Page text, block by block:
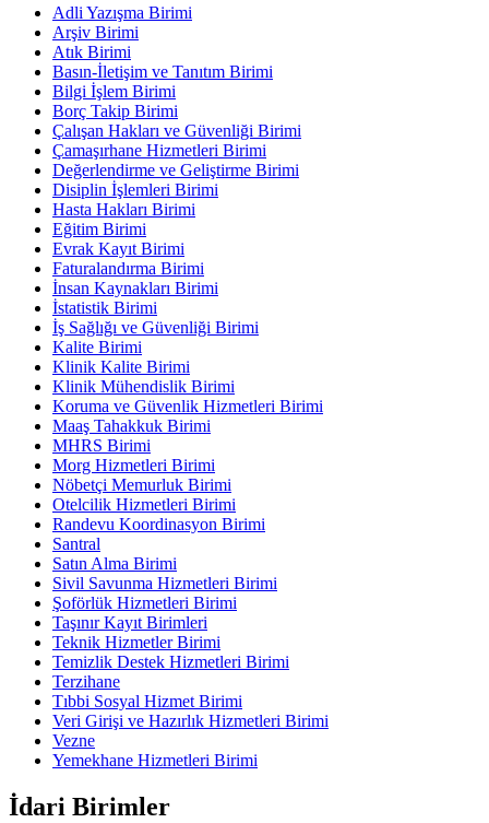
Adli Yazışma Birimi
Arşiv Birimi
Atık Birimi
Basın-İletişim ve Tanıtım Birimi
Bilgi İşlem Birimi
Borç Takip Birimi
Çalışan Hakları ve Güvenliği Birimi
Çamaşırhane Hizmetleri Birimi
Değerlendirme ve Geliştirme Birimi
Disiplin İşlemleri Birimi
Hasta Hakları Birimi
Eğitim Birimi
Evrak Kayıt Birimi
Faturalandırma Birimi
İnsan Kaynakları Birimi
İstatistik Birimi
İş Sağlığı ve Güvenliği Birimi
Kalite Birimi
Klinik Kalite Birimi
Klinik Mühendislik Birimi
Koruma ve Güvenlik Hizmetleri Birimi
Maaş Tahakkuk Birimi
MHRS Birimi
Morg Hizmetleri Birimi
Nöbetçi Memurluk Birimi
Otelcilik Hizmetleri Birimi
Randevu Koordinasyon Birimi
Santral
Satın Alma Birimi
Sivil Savunma Hizmetleri Birimi
Şoförlük Hizmetleri Birimi
Taşınır Kayıt Birimleri
Teknik Hizmetler Birimi
Temizlik Destek Hizmetleri Birimi
Terzihane
Tıbbi Sosyal Hizmet Birimi
Veri Girişi ve Hazırlık Hizmetleri Birimi
Vezne
Yemekhane Hizmetleri Birimi
İdari Birimler